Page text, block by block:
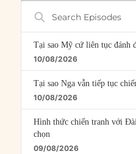
Search
Episodes
Tại sao Mỹ cứ liên tục đánh
10/08/2026
Tại sao Nga vẫn tiếp tục
10/08/2026
Hình thức chiến tranh với
chọn
09/08/2026